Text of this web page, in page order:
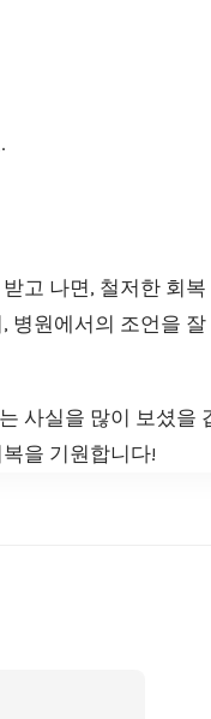
고 나면, 철저한 회
병원에서의 조언을 잘
사실을 많이 보셨을
을 기원합니다!